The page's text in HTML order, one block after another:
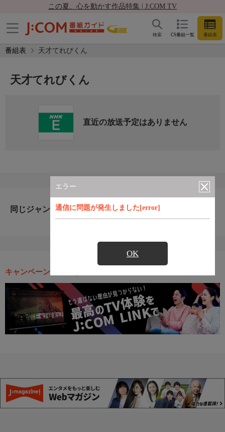
この夏、心を動かす作品特集 | J:COM TV
CS番組一覧 番組表
検索
番組表 天才てれびくん
エラー
通信に問題が発生しました[error]
OK
天才てれびくん
直近の放送予定はありません
同じジャンルのおすすめ番組
キャンペーン・お得な情報